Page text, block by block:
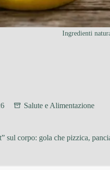
Ingredienti
Salute e Alimentazione
sul corpo: gola che pizzica,